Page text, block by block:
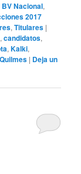
BV Nacional,
2017
,Titulares |
,candidatos,
,Kalki,
Quilmes | Deja un